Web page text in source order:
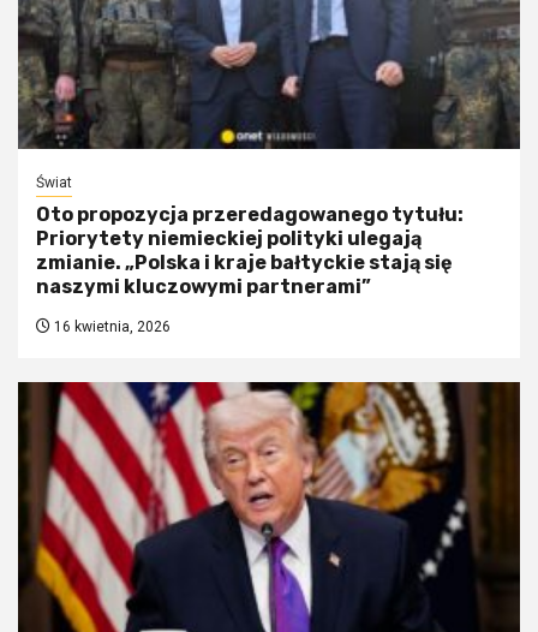
Świat
Oto propozycja przeredagowanego tytułu:
Priorytety niemieckiej polityki ulegają
zmianie. „Polska i kraje bałtyckie stają się
naszymi kluczowymi partnerami”
16 kwietnia, 2026